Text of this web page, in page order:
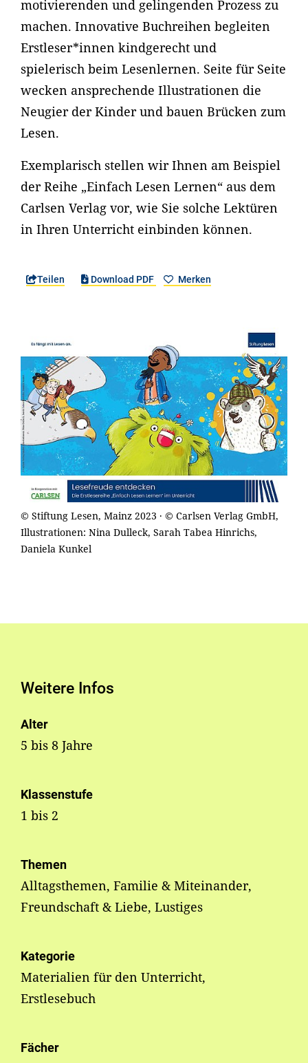
motivierenden und gelingenden Prozess zu
machen. Innovative Buchreihen begleiten
Erstleser*innen kindgerecht und
spielerisch beim Lesenlernen. Seite für Seite
wecken ansprechende Illustrationen die
Neugier der Kinder und bauen Brücken zum
Lesen.
Exemplarisch stellen wir Ihnen am Beispiel
der Reihe „Einfach Lesen Lernen“ aus dem
Carlsen Verlag vor, wie Sie solche Lektüren
in Ihren Unterricht einbinden können.
Teilen Download PDF Merken
© Stiftung Lesen, Mainz 2023 · © Carlsen Verlag GmbH,
Illustrationen: Nina Dulleck, Sarah Tabea Hinrichs,
Daniela Kunkel
Weitere Infos
Alter
5 bis 8 Jahre
Klassenstufe
1 bis 2
Themen
Alltagsthemen, Familie & Miteinander,
Freundschaft & Liebe, Lustiges
Kategorie
Materialien für den Unterricht,
Erstlesebuch
Fächer